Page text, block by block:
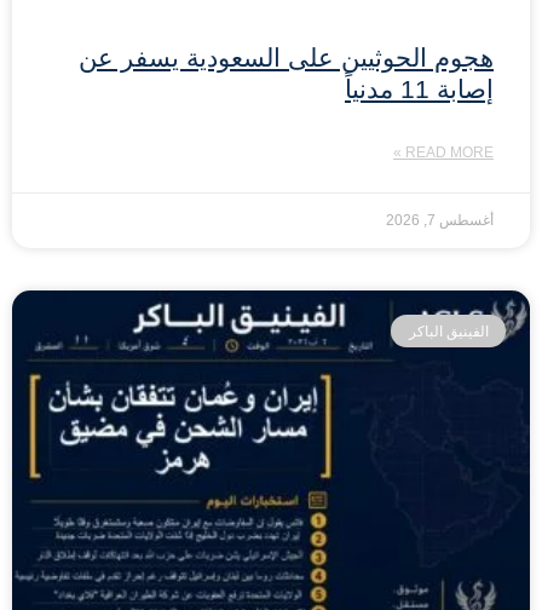
هجوم الحوثيين على السعودية يسفر عن
إصابة 11 مدنياً
READ MORE »
أغسطس 7, 2026
الفينيق الباكر